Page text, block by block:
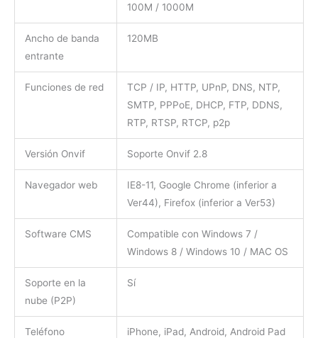
100M / 1000M
Ancho de banda
entrante
120MB
Funciones de red
TCP / IP, HTTP, UPnP, DNS, NTP,
SMTP, PPPoE, DHCP, FTP, DDNS,
RTP, RTSP, RTCP, p2p
Versión Onvif Soporte Onvif 2.8
Navegador web
IE8-11, Google Chrome (inferior a
Ver44), Firefox (inferior a Ver53)
Software CMS
Compatible con Windows 7 /
Windows 8 / Windows 10 / MAC OS
Soporte en la
nube (P2P)
Sí
Teléfono
iPhone, iPad, Android, Android Pad